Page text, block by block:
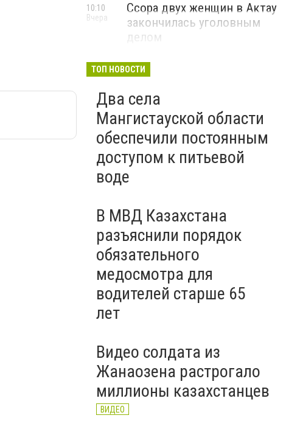
Ссора двух женщин в Актау
закончилась уголовным
делом
10:10
Вчера
ТОП НОВОСТИ
Два села
Мангистауской области
обеспечили постоянным
доступом к питьевой
воде
В МВД Казахстана
разъяснили порядок
обязательного
медосмотра для
водителей старше 65
лет
Видео солдата из
Жанаозена растрогало
миллионы казахстанцев
ВИДЕО